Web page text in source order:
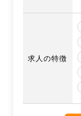
求人の特徴